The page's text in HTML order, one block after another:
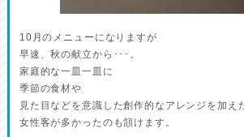
10月のメニューになりますが
早速、秋の献立から･･･。
家庭的な一皿一皿に
季節の食材や
見た目などを意識した創作的なアレンジを加え
女性客が多かったのも頷けます。